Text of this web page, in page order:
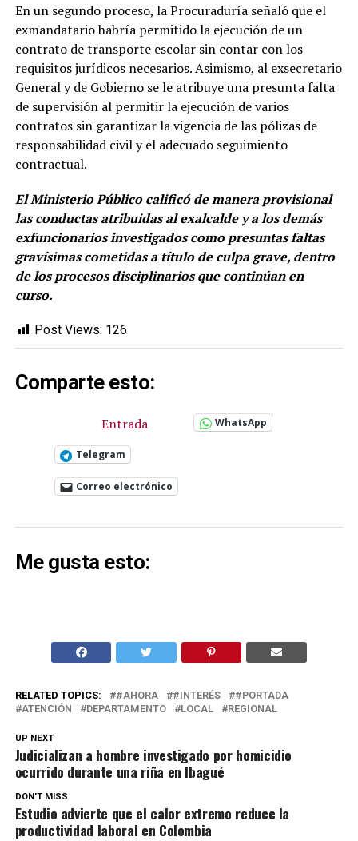
En un segundo proceso, la Procuraduría señaló que el
exmandatario habría permitido la ejecución de un
contrato de transporte escolar sin contar con los
requisitos jurídicos necesarios. Asimismo, al exsecretario
General y de Gobierno se le atribuye una presunta falta
de supervisión al permitir la ejecución de varios
contratos sin garantizar la vigencia de las pólizas de
responsabilidad civil y el adecuado seguimiento
contractual.
El Ministerio Público calificó de manera provisional
las conductas atribuidas al exalcalde y a los demás
exfuncionarios investigados como presuntas faltas
gravísimas cometidas a título de culpa grave, dentro
de los procesos disciplinarios que continúan en
curso.
Post Views: 126
Comparte esto:
Entrada WhatsApp
Telegram
Correo electrónico
Me gusta esto:
RELATED TOPICS: #AHORA #INTERÉS
#PORTADA
ATENCIÓN
DEPARTAMENTO LOCAL REGIONAL
UP NEXT
Judicializan a hombre investigado por homicidio
ocurrido durante una riña en Ibagué
DON'T MISS
Estudio advierte que el calor extremo reduce la
productividad laboral en Colombia